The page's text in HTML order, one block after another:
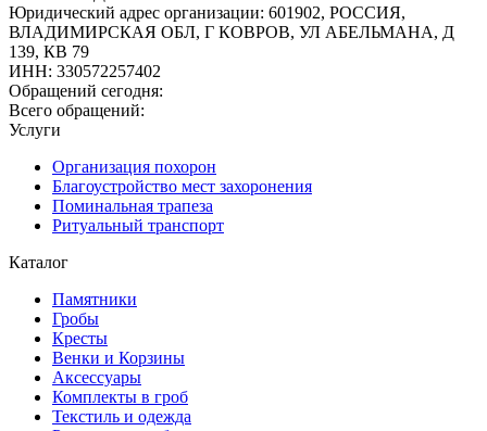
Юридический адрес организации: 601902, РОССИЯ,
ВЛАДИМИРСКАЯ ОБЛ, Г КОВРОВ, УЛ АБЕЛЬМАНА, Д
139, КВ 79
ИНН: 330572257402
Обращений сегодня:
Всего обращений:
Услуги
Организация похорон
Благоустройство мест захоронения
Поминальная трапеза
Ритуальный транспорт
Каталог
Памятники
Гробы
Кресты
Венки и Корзины
Аксессуары
Комплекты в гроб
Текстиль и одежда